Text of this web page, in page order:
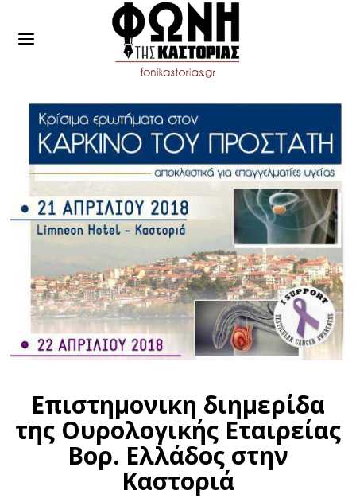
Επιστημονικη διημερίδα
της Ουρολογικής Εταιρείας
Βορ. Ελλάδος στην
Καστοριά